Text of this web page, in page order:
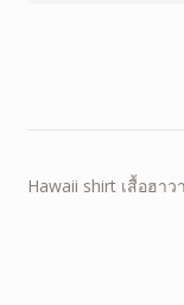
Hawaii shirt เสื้อฮา